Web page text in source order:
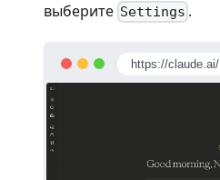
выберите Settings .
https://claude.ai/